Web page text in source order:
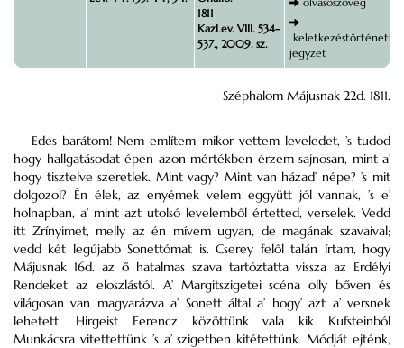
1811
KazLev. VIII. 534-
537., 2009. sz.
keletkezéstörténeti
jegyzet
Széphalom Májusnak 22d. 1811.
Edes barátom! Nem említem mikor vettem leveledet, ’s tudod
hogy hallgatásodat épen azon mértékben érzem sajnosan, mint a’
hogy tisztelve szeretlek. Mint vagy? Mint van házad’ népe? ’s mit
dolgozol? Én élek, az enyémek velem eggyütt jól vannak, ’s e’
holnapban, a’ mint azt utolsó levelemből értetted, verselek. Vedd
itt Zrínyimet, melly az én mívem ugyan, de magának szavaival;
vedd két legújabb Sonettómat is. Cserey felől talán írtam, hogy
Májusnak 16d. az ő hatalmas szava tartóztatta vissza az Erdélyi
Rendeket az eloszlástól. A’ Margitszigetei scéna olly bőven és
világosan van magyarázva a’ Sonett által a’ hogy’ azt a’ versnek
lehetett. Hirgeist Ferencz közöttünk vala kik Kufsteinból
Munkácsra vitettettünk ’s a’ szigetben kitétettünk. Módját ejténk,